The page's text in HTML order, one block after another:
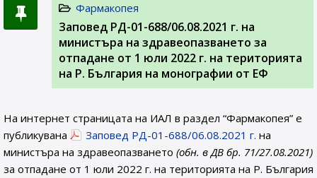
Фармакопея
Заповед РД-01-688/06.08.2021 г. на
министъра на здравеопазването за
отпадане от 1 юли 2022 г. на територията
на Р. България на монографии от ЕФ
На интернет страницата на ИАЛ в раздел “Фармакопея” е
публикувана
Заповед РД-01-688/06.08.2021 г. на
министъра на здравеопазването (обн. в ДВ бр. 71/27.08.2021)
за отпадане от 1 юли 2022 г. на територията на Р. България